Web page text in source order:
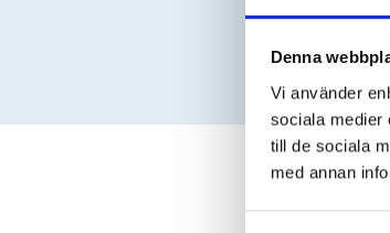
Denna
Vi använder
sociala medier
till de sociala
med annan